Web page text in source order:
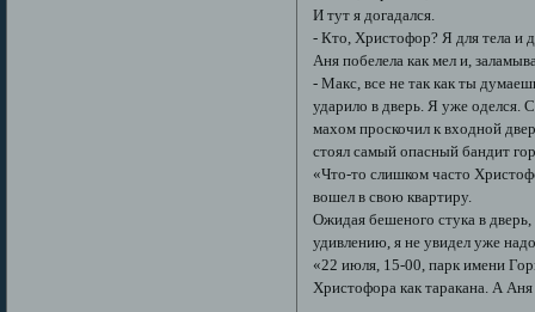
И тут я догадался.
- Кто, Христофор? Я для тела и
Аня побелела как мел и,
- Макс, все не так как ты
ударило в дверь. Я уже оделся.
махом проскочил к входной
стоял самый опасный бандит
«Что-то слишком часто
вошел в свою квартиру.
Ожидая бешеного стука в
удивлению, я не увидел уже
«22 июля, 15-00, парк имени
Христофора как таракана. А